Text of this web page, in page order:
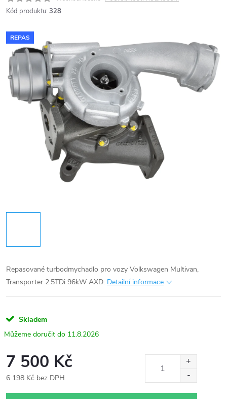
Kód produktu: 328
REPAS
Repasované turbodmychadlo pro vozy Volkswagen Multivan,
Transporter 2.5TDi 96kW AXD. Detailní informace
Skladem
11.8.2026
7 500 Kč
6 198 Kč bez DPH